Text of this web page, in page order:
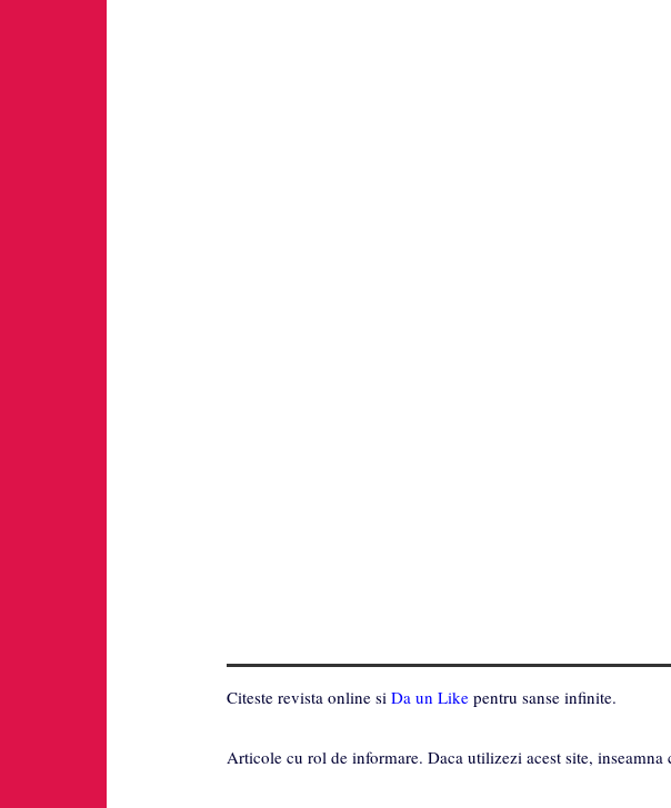
Citeste revista online si Da un Likepentru sanse infinite.
Articole cu rol de informare. Daca utilizezi acest site,